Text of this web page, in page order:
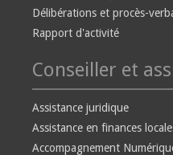
Délibérations et procès-
Rapport d'activité
Conseiller et
Assistance juridique
Assistance en finances
Accompagnement